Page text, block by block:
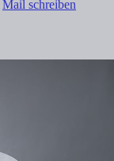
Mail schreiben